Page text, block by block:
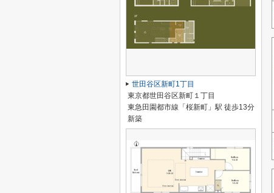
世田谷区新町1丁目
東京都世田谷区新町１丁目
東急田園都市線「桜新町」駅 徒歩13分
新築